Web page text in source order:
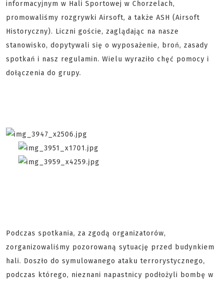
informacyjnym w Hali Sportowej w Chorzelach,
promowaliśmy rozgrywki Airsoft, a także ASH (Airsoft
Historyczny). Liczni goście, zaglądając na nasze
stanowisko, dopytywali się o wyposażenie, broń, zasady
spotkań i nasz regulamin. Wielu wyraziło chęć pomocy i
dołączenia do grupy.
Podczas spotkania, za zgodą organizatorów,
zorganizowaliśmy pozorowaną sytuację przed budynkiem
hali. Doszło do symulowanego ataku terrorystycznego,
podczas którego, nieznani napastnicy podłożyli bombę w